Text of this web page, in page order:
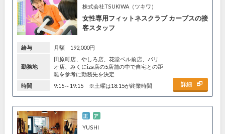
株式会社TSUKIWA（ツキワ）
女性専用フィットネスクラブ カーブスの接
客スタッフ
給与 月額 192,000円
勤務地
田原町店、やしろ店、花堂ベル前店、パリ
オ店、みくにiza店の5店舗の中で自宅との距
離を参考に勤務先を決定
時間
9:15～19:15 ※土曜は18:15が終業時間 詳細
正 ア
YUSHI